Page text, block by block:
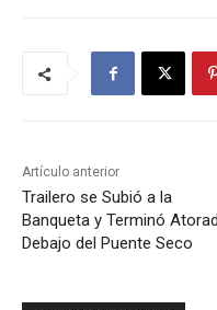
Artículo anterior
Trailero se Subió a la
Banqueta y Terminó
Debajo del Puente Seco